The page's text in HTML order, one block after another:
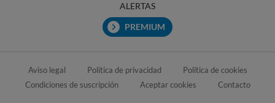
ALERTAS
PREMIUM
Aviso legal Política de privacidad
Política de cookies
Condiciones de suscripción
Aceptar cookies Contacto